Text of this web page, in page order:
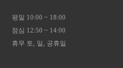
평일 10:00 ~ 18:00
점심 12:50 ~ 14:00
휴무 토, 일, 공휴일